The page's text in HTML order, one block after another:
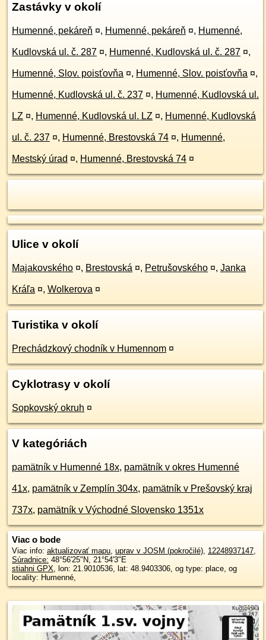
Zastávky v okolí
Humenné, pekáreň ¤, Humenné, pekáreň ¤, Humenné,
Kudlovská ul. č. 287 ¤, Humenné, Kudlovská ul. č. 287 ¤,
Humenné, Slov. poisťovňa ¤, Humenné, Slov. poisťovňa ¤,
Humenné, Kudlovská ul. č. 237 ¤, Humenné, Kudlovská ul.
LZ ¤, Humenné, Kudlovská ul. LZ ¤, Humenné, Kudlovská
ul. č. 237 ¤, Humenné, Brestovská 74 ¤, Humenné,
Mestský úrad ¤, Humenné, Brestovská 74 ¤
Ulice v okolí
Majakovského ¤, Brestovská ¤, Petrušovského ¤, Janka
Kráľa ¤, Wolkerova ¤
Turistika v okolí
Prechádzkový chodník v Humennom ¤
Cyklotrasy v okolí
Sopkovský okruh ¤
V kategóriách
pamätník v Humenné 18x, pamätník v okres Humenné
41x, pamätník v Zemplín 304x, pamätník v Prešovský kraj
737x, pamätník v Východné Slovensko 1351x
Viac o bode
Viac info: aktualizovať mapu, uprav v JOSM (pokročilé), 12248937147,
Súradnice: 48°56'25"N, 21°54'3"E
stiahni GPX, lon: 21.9010536, lat: 48.9403306, og type: place, og
locality: Humenné,